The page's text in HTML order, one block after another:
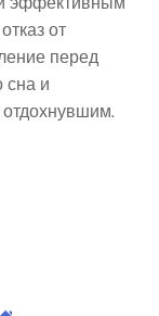
от
перед
сна и